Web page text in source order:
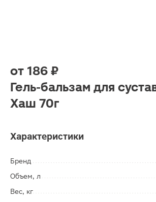
от 186 ₽
Гель-бальзам для
Хаш 70г
Характеристики
Бренд
Объем, л
Вес, кг